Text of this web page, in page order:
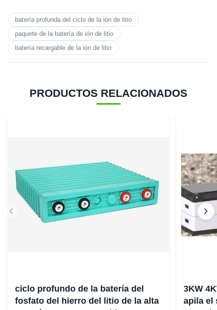
batería profunda del ciclo de la ión de litio
paquete de la batería de ión de litio
batería recargable de la ión de litio
PRODUCTOS RELACIONADOS
ciclo profundo de la batería del
fosfato del hierro del litio de la alta
3KW
apila el